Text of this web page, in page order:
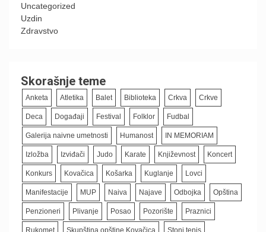
Uncategorized
Uzdin
Zdravstvo
Skorašnje teme
Anketa Atletika Balet Biblioteka Crkva Crkve
Deca Događaji Festival Folklor Fudbal
Galerija naivne umetnosti Humanost IN MEMORIAM
Izložba Izviđači Judo Karate Književnost Koncert
Konkurs Kovačica Košarka Kuglanje Lovci
Manifestacije MUP Naiva Najave Odbojka Opština
Penzioneri Plivanje Posao Pozorište Praznici
Rukomet Skupština opštine Kovačica Stoni tenis